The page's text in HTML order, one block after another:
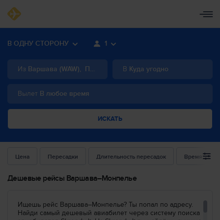
В ОДНУ СТОРОНУ 1
Из Варшава (WAW), Польша В Куда угодно
Вылет В любое время
ИСКАТЬ
Цена Пересадки Длительность пересадок Время
Дешевые рейсы Варшава–Монпелье
Ищешь рейс Варшава–Монпелье? Ты попал по адресу.
Найди самый дешевый авиабилет через систему поиска